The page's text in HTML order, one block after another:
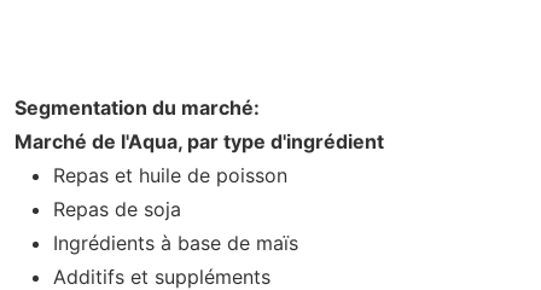
Segmentation du marché:
Marché de l'Aqua, par type d'ingrédient
Repas et huile de poisson
Repas de soja
Ingrédients à base de maïs
Additifs et suppléments